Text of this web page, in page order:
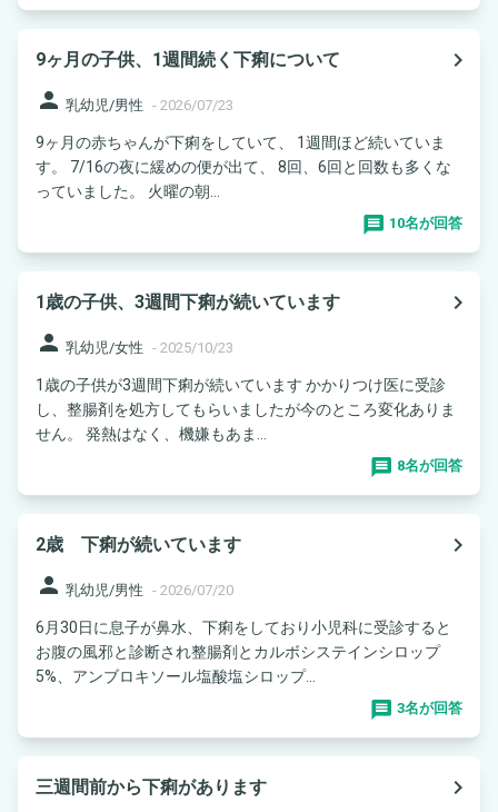
9ヶ月の子供、1週間続く下痢について
navigate_next
person 乳幼児/男性 - 2026/07/23
9ヶ月の赤ちゃんが下痢をしていて、 1週間ほど続いていま
す。 7/16の夜に緩めの便が出て、 8回、6回と回数も多くな
っていました。 火曜の朝...
10名が回答
1歳の子供、3週間下痢が続いています
navigate_next
person 乳幼児/女性 - 2025/10/23
1歳の子供が3週間下痢が続いています かかりつけ医に受診
し、整腸剤を処方してもらいましたが今のところ変化ありま
せん。 発熱はなく、機嫌もあま...
8名が回答
2歳 下痢が続いています
navigate_next
person 乳幼児/男性 - 2026/07/20
6月30日に息子が鼻水、下痢をしており小児科に受診すると
お腹の風邪と診断され整腸剤とカルボシステインシロップ
5%、アンブロキソール塩酸塩シロップ...
3名が回答
三週間前から下痢があります
navigate_next